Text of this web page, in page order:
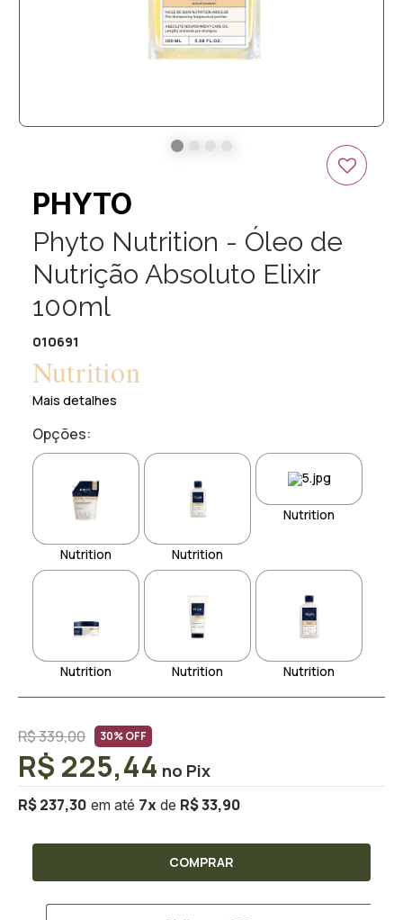
PHYTO
Phyto Nutrition - Óleo de
Nutrição Absoluto Elixir
100ml
010691
Nutrition
Mais detalhes
Opções:
Nutrition Nutrition
Nutrition
Nutrition Nutrition Nutrition
R$ 339,00 30% OFF
R$ 237,30 7x R$ 33,90
R$ 225,44
COMPRAR